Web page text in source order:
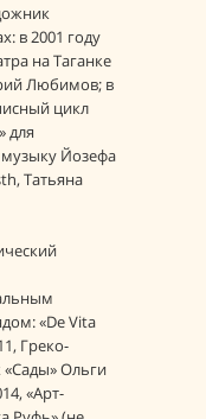
в 2001 году
на Таганке
Любимов; в
цикл
для
Йозефа
Татьяна
«De Vita
Греко-
«Сады» Ольги
«Арт-